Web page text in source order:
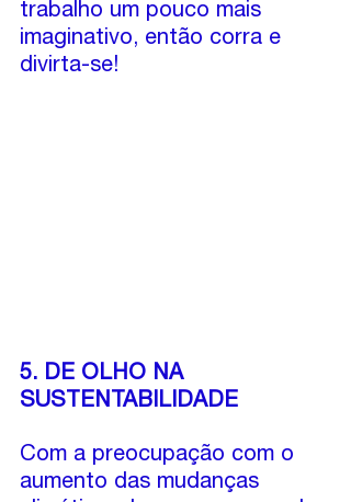
trabalho um pouco mais
imaginativo, então corra e
divirta-se!
5. DE OLHO NA
SUSTENTABILIDADE
Com a preocupação com o
aumento das mudanças